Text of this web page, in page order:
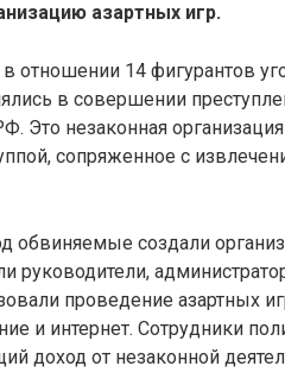
азартных игр.
отношении 14 фигурантов
в совершении
Это незаконная
сопряженное с
обвиняемые создали
руководители,
проведение азартных
и интернет. Сотрудники
доход от незаконной